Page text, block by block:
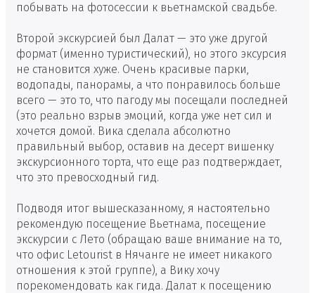
побывать на фотосессии к вьетнамской свадьбе.
Второй экскурсией был Далат — это уже другой
формат (именно туристический), но этого эксурсия
не становится хуже. Очень красивые парки,
водопады, панорамы, а что понравилось больше
всего — это то, что пагоду мы посещали последней
(это реально взрыв эмоций, когда уже нет сил и
хочется домой. Вика сделала абсолютно
правильный выбор, оставив на десерт вишенку
экскурсионного торта, что еще раз подтверждает,
что это превосходный гид.
Подводя итог вышесказанному, я настоятельно
рекомендую посещение Вьетнама, посещение
экскурсии с Лето (обращаю ваше внимание на то,
что офис Letourist в Нячанге не имеет никакого
отношения к этой группе), а Вику хочу
порекомендовать как гида. Далат к посещению